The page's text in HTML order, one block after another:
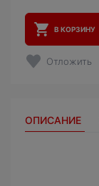
В КОРЗИНУ
Отложить
ОПИСАНИЕ